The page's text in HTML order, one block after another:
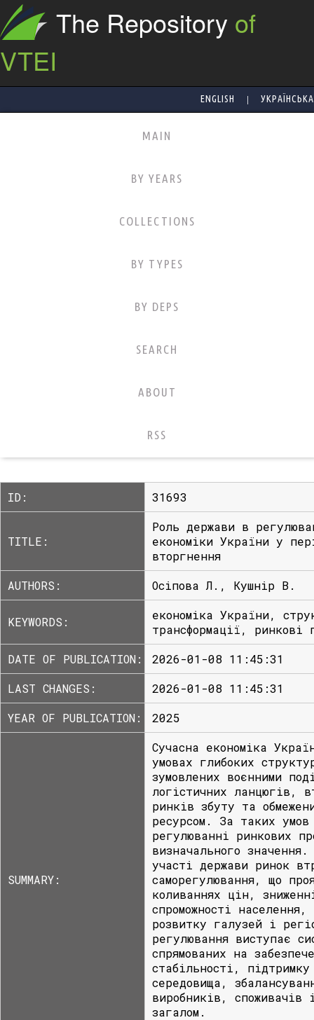
The Repository of
VTEI
ENGLISH | УКРАЇНСЬКА
MAIN
BY YEARS
COLLECTIONS
BY TYPES
BY DEPS
SEARCH
ABOUT
RSS
ID: 31693
TITLE:
Роль держави в
економіки України у
вторгнення
AUTHORS:
Осіпова Л., Кушнір В.
KEYWORDS:
економіка України,
трансформації, ринкові
DATE OF PUBLICATION:
2026-01-08 11:45:31
LAST CHANGES:
2026-01-08 11:45:31
YEAR OF PUBLICATION:
2025
SUMMARY:
Сучасна економіка
умовах глибоких
зумовлених воєнними
логістичних ланцюгів,
ринків збуту та
ресурсом. За таких
регулюванні ринкових
визначального
участі держави ринок
саморегулювання, що
коливаннях цін,
спроможності населення,
розвитку галузей і
регулювання виступає
спрямованих на
стабільності, підтримку
середовища,
виробників, споживачів
загалом.